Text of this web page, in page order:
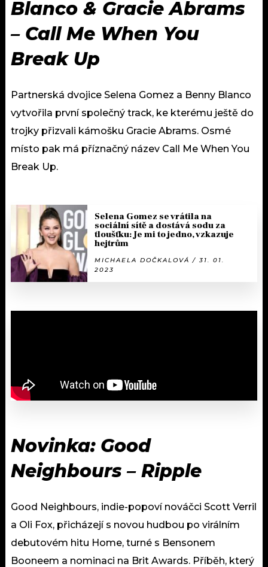
Blanco & Gracie Abrams
– Call Me When You
Break Up
Partnerská dvojice Selena Gomez a Benny Blanco
vytvořila první společný track, ke kterému ještě do
trojky přizvali kámošku Gracie Abrams. Osmé
místo pak má příznačný název Call Me When You
Break Up.
Selena Gomez se vrátila na
sociální sítě a dostává sodu za
tloušťku: Je mi to jedno, vzkazuje
hejtrům
MICHAELA DOČKALOVÁ / 31. 01.
2023
Novinka: Good
Neighbours – Ripple
Good Neighbours, indie-popoví nováčci Scott Verril
a Oli Fox, přicházejí s novou hudbou po virálním
debutovém hitu Home, turné s Bensonem
Booneem a nominaci na Brit Awards. Příběh, který